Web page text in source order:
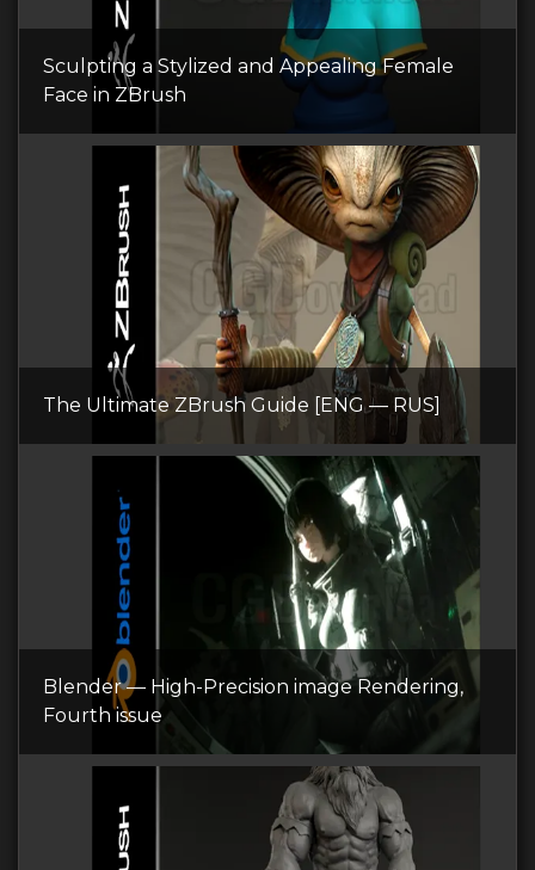
Sculpting a Stylized and Appealing Female
Face in ZBrush
The Ultimate ZBrush Guide [ENG — RUS]
Blender — High-Precision image Rendering,
Fourth issue